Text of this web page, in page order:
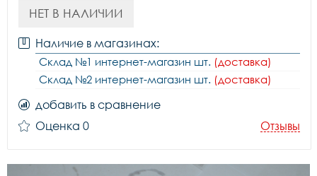
НЕТ В НАЛИЧИИ
Наличие в магазинах:
Склад №1 интернет-магазин шт. (доставка)
Склад №2 интернет-магазин шт. (доставка)
добавить в сравнение
Оценка 0
Отзывы